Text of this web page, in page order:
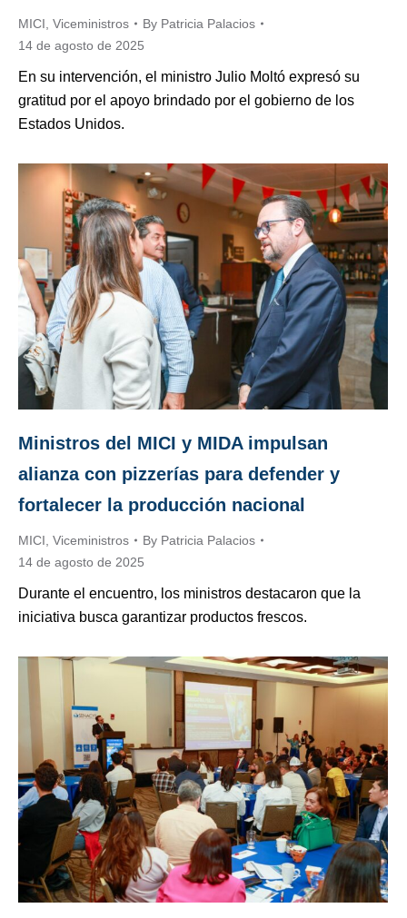
MICI Viceministros By Patricia Palacios
14 de agosto de 2025
En su intervención, el ministro Julio Moltó expresó su
gratitud por el apoyo brindado por el gobierno de los
Estados Unidos.
Ministros del MICI y MIDA impulsan
alianza con pizzerías para defender y
fortalecer la producción nacional
MICI Viceministros By Patricia Palacios
14 de agosto de 2025
Durante el encuentro, los ministros destacaron que la
iniciativa busca garantizar productos frescos.